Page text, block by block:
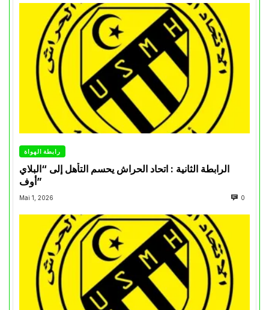
رابطة الهواة
الرابطة الثانية : اتحاد الحراش يحسم التأهل إلى “البلاي
أوف”
Mai 1, 2026 0